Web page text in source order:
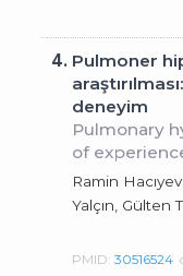
4. Pulmoner
deneyim
Pulmonary
of
Ramin Hacıyev,
Yalçın, Gülten
PMID:30516524